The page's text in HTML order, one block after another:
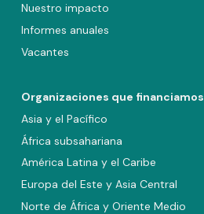
Nuestro impacto
Informes anuales
Vacantes
Organizaciones que financiamos
Asia y el Pacífico
África subsahariana
América Latina y el Caribe
Europa del Este y Asia Central
Norte de África y Oriente Medio